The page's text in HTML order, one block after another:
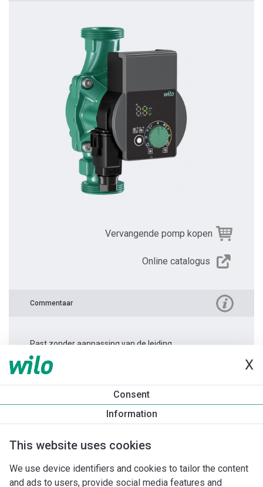
X
Consent
Information
This website uses cookies
We use device identifiers and cookies to tailor the content
and ads to users, provide social media features and
Vervangende pomp kopen
Online catalogus
Commentaar
Past zonder aanpassing van de leiding.
Productinformatie